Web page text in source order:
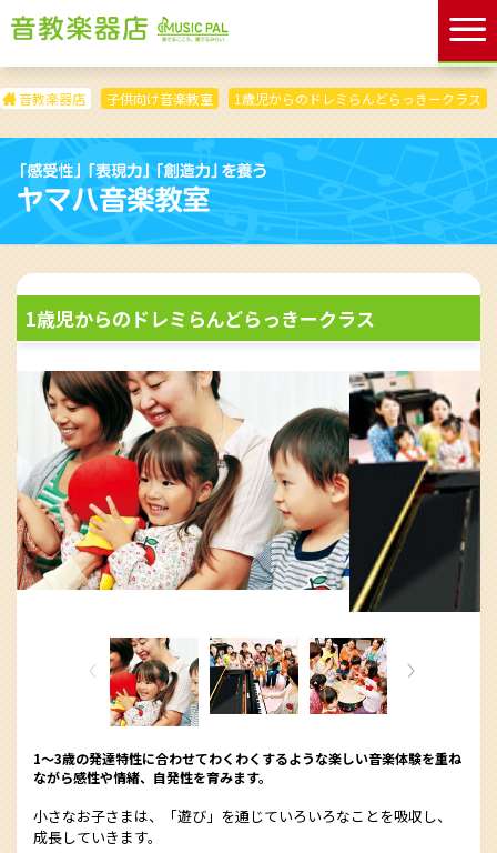
音教楽器店 子供向け音楽教室 1歳児からのドレミらんどらっきークラス
1歳児からのドレミらんどらっきークラス
1～3歳の発達特性に合わせてわくわくするような楽しい音楽体験を重ね
ながら感性や情緒、自発性を育みます。
小さなお子さまは、「遊び」を通じていろいろなことを吸収し、
成長していきます。